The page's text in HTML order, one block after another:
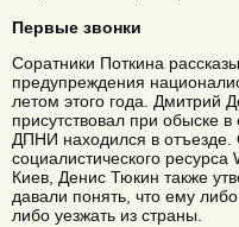
Первые звонки
Соратники Поткина
предупреждения
летом этого года. Дмитрий
присутствовал при обыске в
ДПНИ находился в отъезде.
социалистического
Киев, Денис Тюкин также
давали понять, что ему
либо уезжать из страны.